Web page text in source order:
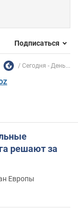
Подписаться
Сегодня - День...
решают за
Европы